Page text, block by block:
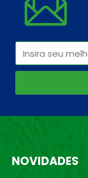
NOVIDADES